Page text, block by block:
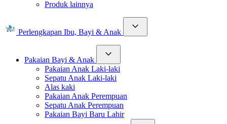
Produk lainnya
Perlengkapan Ibu, Bayi & Anak
Pakaian Bayi & Anak
Pakaian Anak Laki-laki
Sepatu Anak Laki-laki
Alas kaki
Pakaian Anak Perempuan
Sepatu Anak Perempuan
Pakaian Bayi Baru Lahir